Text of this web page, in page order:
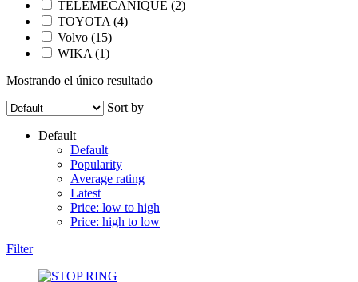
TELEMECANIQUE (2)
TOYOTA (4)
Volvo (15)
WIKA (1)
Mostrando el único resultado
Sort by
Default
Default
Popularity
Average rating
Latest
Price: low to high
Price: high to low
Filter